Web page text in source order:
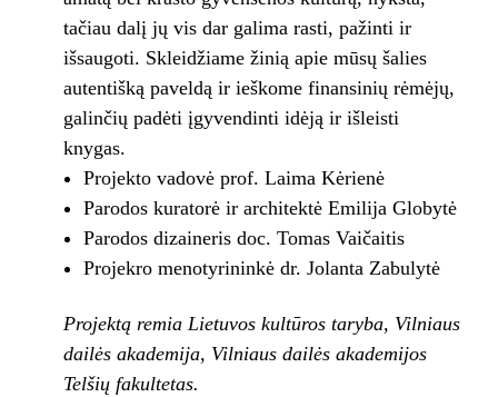
tačiau dalį jų vis dar galima rasti, pažinti ir
išsaugoti. Skleidžiame žinią apie mūsų šalies
autentišką paveldą ir ieškome finansinių rėmėjų,
galinčių padėti įgyvendinti idėją ir išleisti
knygas.
Projekto vadovė prof. Laima Kėrienė
Parodos kuratorė ir architektė Emilija Globytė
Parodos dizaineris doc. Tomas Vaičaitis
Projekro menotyrininkė dr. Jolanta Zabulytė
Projektą remia Lietuvos kultūros taryba, Vilniaus
dailės akademija, Vilniaus dailės akademijos
Telšių fakultetas.